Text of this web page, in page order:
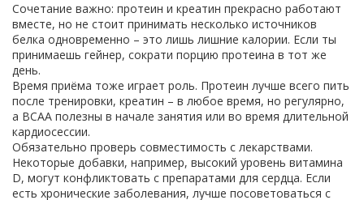
Сочетание важно: протеин и креатин прекрасно работают
вместе, но не стоит принимать несколько источников
белка одновременно – это лишь лишние калории. Если ты
принимаешь гейнер, сократи порцию протеина в тот же
день.
Время приёма тоже играет роль. Протеин лучше всего пить
после тренировки, креатин – в любое время, но регулярно,
а BCAA полезны в начале занятия или во время длительной
кардиосессии.
Обязательно проверь совместимость с лекарствами.
Некоторые добавки, например, высокий уровень витамина
D, могут конфликтовать с препаратами для сердца. Если
есть хронические заболевания, лучше посоветоваться с